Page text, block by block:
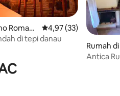
Roman
Nilai rata-rata 4,97
4,97 (33)
di tepi danau
Rumah
Antica